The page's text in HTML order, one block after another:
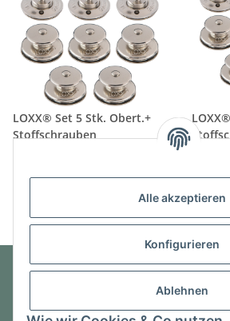
Alle akzeptieren
Konfigurieren
Ablehnen
LOXX® Set 5 Stk. Obert.+
Stoffschrauben